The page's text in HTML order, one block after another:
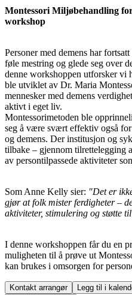
Montessori Miljøbehandling
workshop
Personer med demens har
føle mestring og glede seg over
denne workshoppen utforsker vi
ble utviklet av Dr. Maria
mennesker med demens
aktivt i eget liv.
Montessorimetoden ble
seg å være svært effektiv også
og demens. Der institusjon og
tilbake – gjennom tilrettelegging
av persontilpassede aktiviteter
Som Anne Kelly sier: "Det er
gjør at folk mister ferdigheter –
aktiviteter, stimulering og støtte
I denne workshoppen får du en
muligheten til å prøve ut
kan brukes i omsorgen for
Kontakt arrangør Legg til i